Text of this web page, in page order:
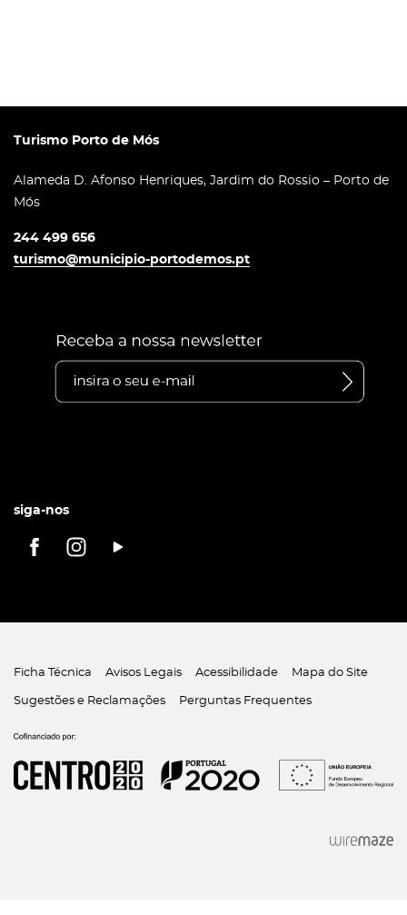
Turismo Porto de Mós
Alameda D. Afonso Henriques, Jardim do Rossio – Porto de
Mós
244 499 656
turismo@municipio-portodemos.pt
siga-nos
Ficha Técnica Avisos Legais Acessibilidade Mapa do Site
Sugestões e Reclamações Perguntas Frequentes